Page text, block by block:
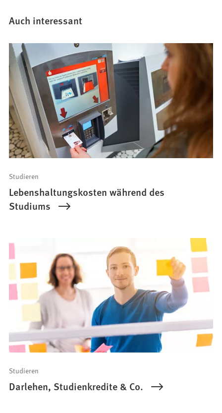
Auch interessant
Studieren
Lebenshaltungskosten während des
Studiums
Studieren
Darlehen, Studienkredite & Co.